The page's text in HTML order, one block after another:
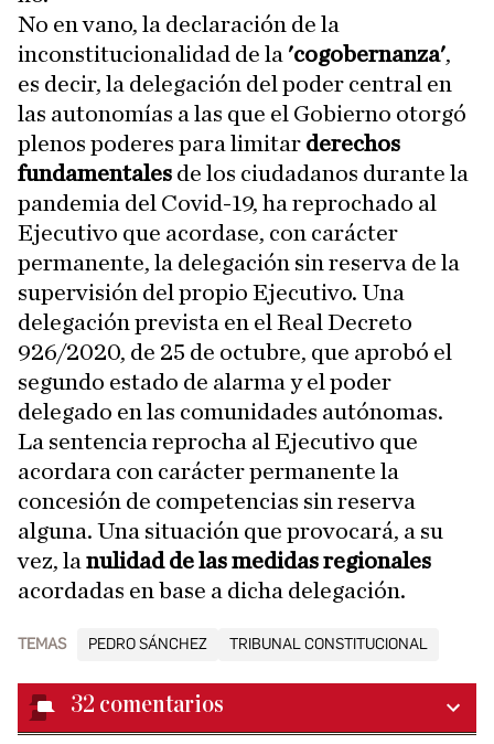
No en vano, la declaración de la
inconstitucionalidad de la 'cogobernanza',
es decir, la delegación del poder central en
las autonomías a las que el Gobierno otorgó
plenos poderes para limitar derechos
fundamentales de los ciudadanos durante la
pandemia del Covid-19, ha reprochado al
Ejecutivo que acordase, con carácter
permanente, la delegación sin reserva de la
supervisión del propio Ejecutivo. Una
delegación prevista en el Real Decreto
926/2020, de 25 de octubre, que aprobó el
segundo estado de alarma y el poder
delegado en las comunidades autónomas.
La sentencia reprocha al Ejecutivo que
acordara con carácter permanente la
concesión de competencias sin reserva
alguna. Una situación que provocará, a su
vez, la nulidad de las medidas regionales
acordadas en base a dicha delegación.
TEMAS PEDRO SÁNCHEZ TRIBUNAL CONSTITUCIONAL
32 comentarios